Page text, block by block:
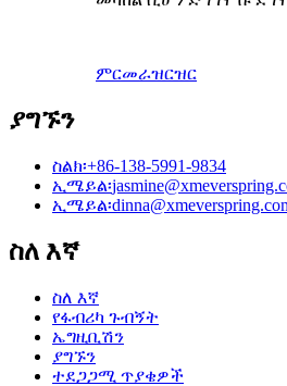
ምርመራዝርዝር
ያግኙን
ስልክ፡+86-138-5991-9834
ኢሜይል፡
ኢሜይል፡
ስለ እኛ
ስለ እኛ
የፋብሪካ ጉብኝት
ኤግዚቢሽን
ያግኙን
ተደጋጋሚ ጥያቄዎች